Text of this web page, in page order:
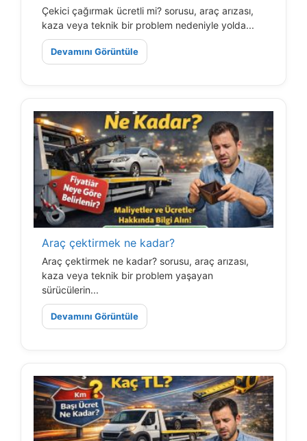
Çekici çağırmak ücretli mi? sorusu, araç arızası,
kaza veya teknik bir problem nedeniyle yolda...
Devamını Görüntüle
Araç çektirmek ne kadar?
Araç çektirmek ne kadar? sorusu, araç arızası,
kaza veya teknik bir problem yaşayan
sürücülerin...
Devamını Görüntüle